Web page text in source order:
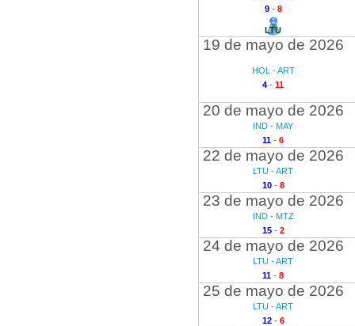
9- 8
LTU
19 de mayo de 2026
HOL - ART
4 - 11
20 de mayo de 2026
IND - MAY
11 - 6
22 de mayo de 2026
LTU - ART
10- 8
23 de mayo de 2026
IND - MTZ
15- 2
24 de mayo de 2026
LTU - ART
11 - 8
25 de mayo de 2026
LTU - ART
12- 6